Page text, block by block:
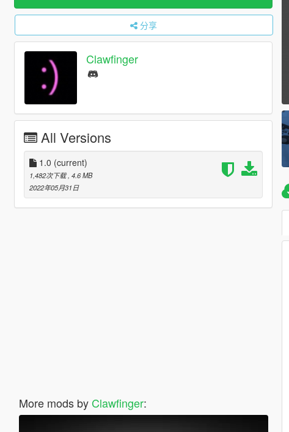
分享
Clawfinger
All Versions
1.0 (current)
1,482次下载 , 4.6 MB
2022年05月31日
More mods by Clawfinger: